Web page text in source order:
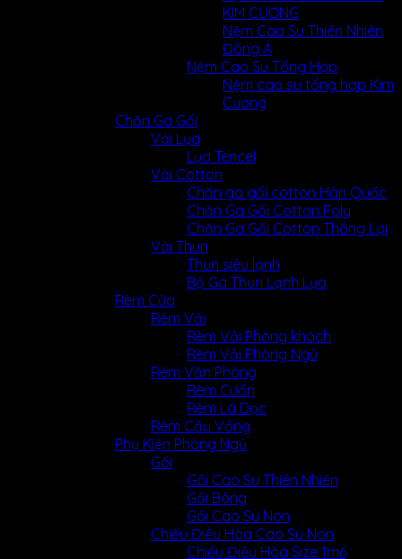
KIM CƯƠNG
Nệm Cao Su Thiên Nhiên
Đông Á
Nệm Cao Su Tổng Hợp
Nệm cao su tổng hợp Kim
Cương
Chăn Ga Gối
Vải Lụa
Lụa Tencel
Vải Cotton
Chăn ga gối cotton Hàn Quốc
Chăn Ga Gối Cotton Poly
Chăn Ga Gối Cotton Thắng Lợi
Vải Thun
Thun siêu lạnh
Bộ Ga Thun Lạnh Lụa
Rèm Cửa
Rèm Vải
Rèm Vải Phòng khách
Rèm Vải Phòng Ngủ
Rèm Văn Phòng
Rèm Cuốn
Rèm Lá Dọc
Rèm Cầu Vồng
Phụ Kiện Phòng Ngủ
Gối
Gối Cao Su Thiên Nhiên
Gối Bông
Gối Cao Su Non
Chiếu Điều Hòa Cao Su Non
Chiếu Điều Hòa Size 1m6